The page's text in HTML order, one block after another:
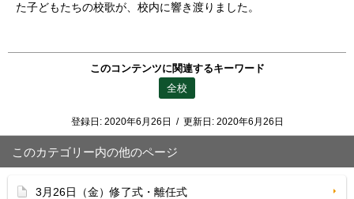
た子どもたちの校歌が、校内に響き渡りました。
このコンテンツに関連するキーワード
全校
登録日: 2020年6月26日 / 更新日: 2020年6月26日
このカテゴリー内の他のページ
3月26日（金）修了式・離任式